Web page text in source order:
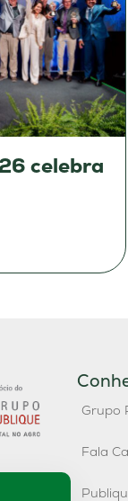
celebra
Grupo
Fala